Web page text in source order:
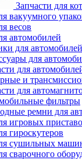
Запчасти для
вакуумного
весов
автомобилей
для автомобилей
для
для
и
для
фильтры
ремни для
игровых
гироскутеров
сушильных
сварочного